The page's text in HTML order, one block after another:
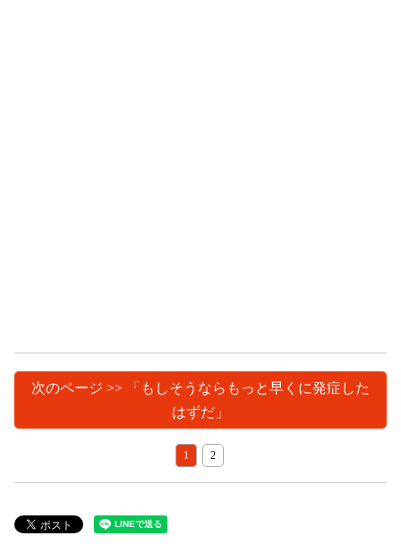
次のページ >> 「もしそうならもっと早くに発症した
はずだ」
1 2